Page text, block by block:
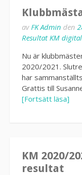
avFK Admin den
Resultat KM
Nu är
2020/2021.
har
Grattis till
[Fortsätt läsa]
KM 2020/
resultat